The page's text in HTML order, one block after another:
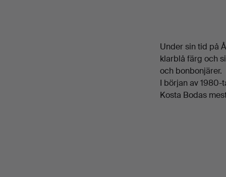
Under sin tid på
klarblå färg och
och bonbonjärer.
I början av 1980-
Kosta Bodas